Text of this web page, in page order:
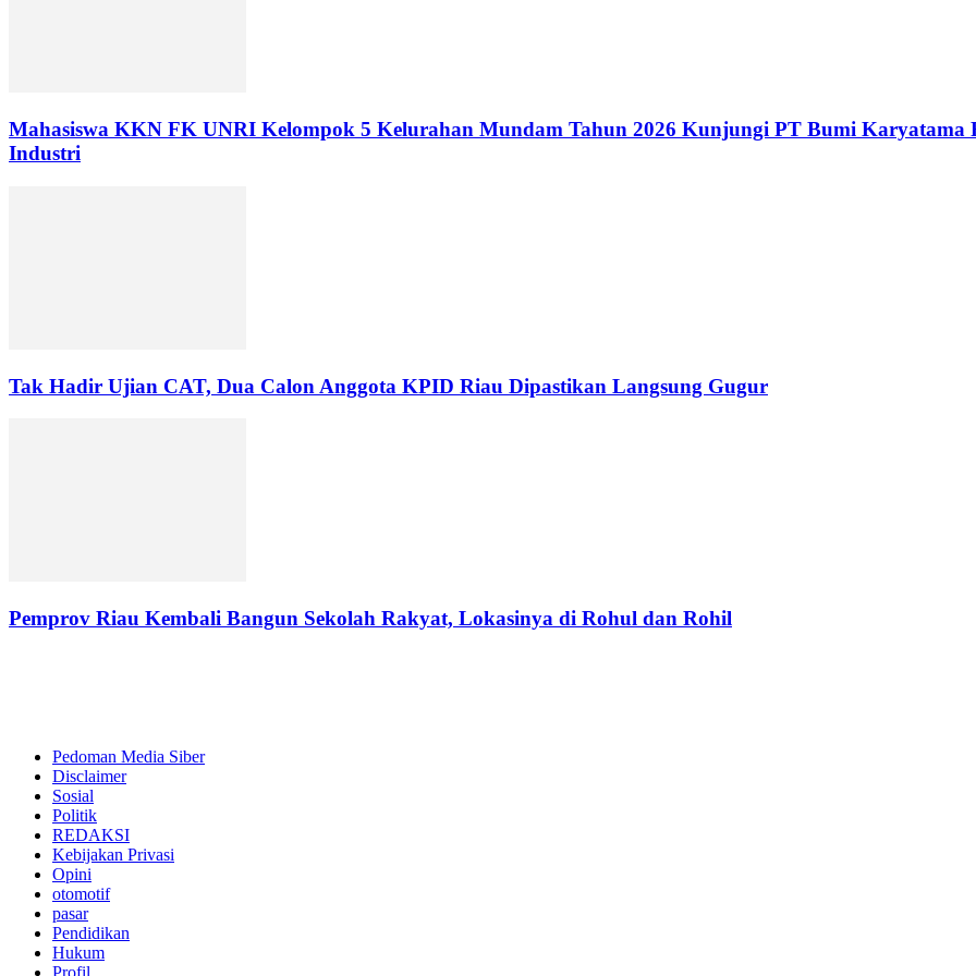
Mahasiswa KKN FK UNRI Kelompok 5 Kelurahan Mundam Tahun 2026 Kunjungi PT Bumi Karyatama
Industri
Tak Hadir Ujian CAT, Dua Calon Anggota KPID Riau Dipastikan Langsung Gugur
Pemprov Riau Kembali Bangun Sekolah Rakyat, Lokasinya di Rohul dan Rohil
Pedoman Media Siber
Disclaimer
Sosial
Politik
REDAKSI
Kebijakan Privasi
Opini
otomotif
pasar
Pendidikan
Hukum
Profil